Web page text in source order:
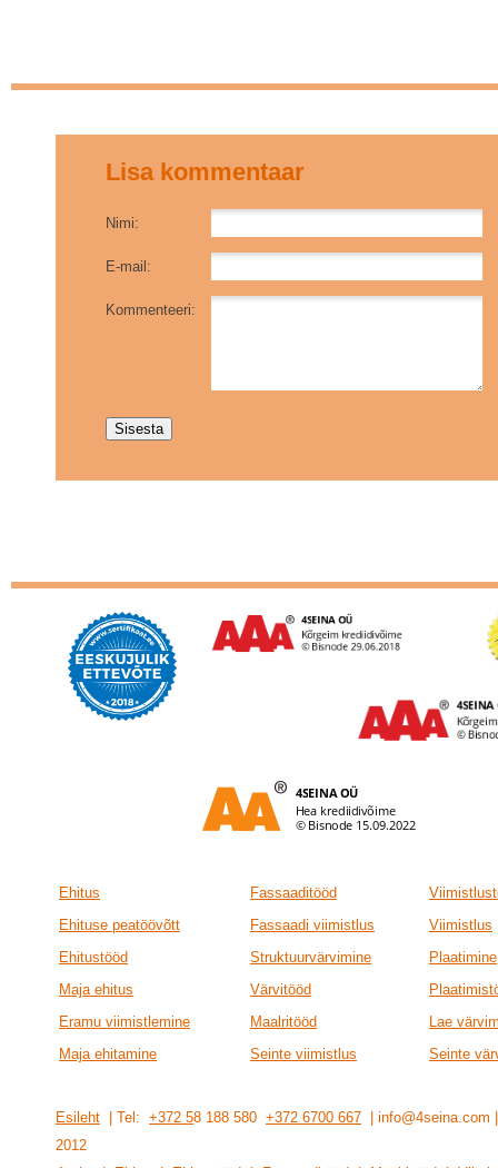
Lisa kommentaar
Nimi:
E-mail:
Kommenteeri:
Ehitus Fassaaditööd
Ehituse peatöövõtt
Fassaadi viimistlus
Viimistlus
Ehitustööd
Struktuurvärvimine
Plaatimine
Maja ehitus
Värvitööd
Eramu viimistlemine
Maalritööd
Lae
Maja ehitamine
Seinte viimistlus Seinte
Esileht | Tel: +372 58 188 580 +372 6700 667 |
201 2